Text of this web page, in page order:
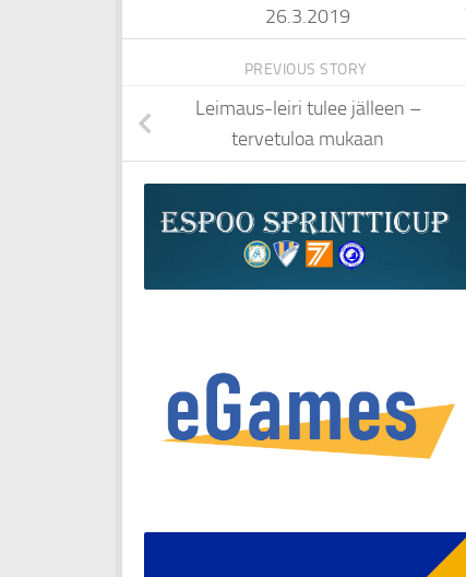
26.3.2019
PREVIOUS STORY
Leimaus-leiri tulee jälleen –
tervetuloa mukaan